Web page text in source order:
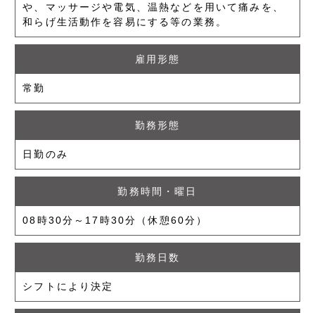
や、マッサージや電気、温熱などを用いて痛みを、
和らげ生活動作を容易にする等の業務。
雇用形態
常勤
勤務形態
日勤のみ
勤務時間・曜日
08時30分～17時30分（休憩60分）
勤務日数
シフトにより決定